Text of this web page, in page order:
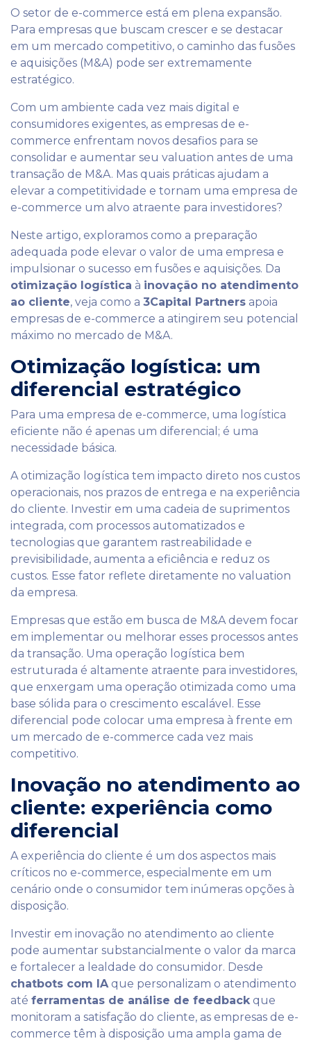
O setor de e-commerce está em plena expansão.
Para empresas que buscam crescer e se destacar
em um mercado competitivo, o caminho das fusões
e aquisições (M&A) pode ser extremamente
estratégico.
Com um ambiente cada vez mais digital e
consumidores exigentes, as empresas de e-
commerce enfrentam novos desafios para se
consolidar e aumentar seu valuation antes de uma
transação de M&A. Mas quais práticas ajudam a
elevar a competitividade e tornam uma empresa de
e-commerce um alvo atraente para investidores?
Neste artigo, exploramos como a preparação
adequada pode elevar o valor de uma empresa e
impulsionar o sucesso em fusões e aquisições. Da
otimização logística à inovação no atendimento
ao cliente, veja como a 3Capital Partners apoia
empresas de e-commerce a atingirem seu potencial
máximo no mercado de M&A.
Otimização logística: um
diferencial estratégico
Para uma empresa de e-commerce, uma logística
eficiente não é apenas um diferencial; é uma
necessidade básica.
A otimização logística tem impacto direto nos custos
operacionais, nos prazos de entrega e na experiência
do cliente. Investir em uma cadeia de suprimentos
integrada, com processos automatizados e
tecnologias que garantem rastreabilidade e
previsibilidade, aumenta a eficiência e reduz os
custos. Esse fator reflete diretamente no valuation
da empresa.
Empresas que estão em busca de M&A devem focar
em implementar ou melhorar esses processos antes
da transação. Uma operação logística bem
estruturada é altamente atraente para investidores,
que enxergam uma operação otimizada como uma
base sólida para o crescimento escalável. Esse
diferencial pode colocar uma empresa à frente em
um mercado de e-commerce cada vez mais
competitivo.
Inovação no atendimento ao
cliente: experiência como
diferencial
A experiência do cliente é um dos aspectos mais
críticos no e-commerce, especialmente em um
cenário onde o consumidor tem inúmeras opções à
disposição.
Investir em inovação no atendimento ao cliente
pode aumentar substancialmente o valor da marca
e fortalecer a lealdade do consumidor. Desde
chatbots com IAque personalizam o atendimento
até ferramentas de análise de feedbackque
monitoram a satisfação do cliente, as empresas de e-
commerce têm à disposição uma ampla gama de